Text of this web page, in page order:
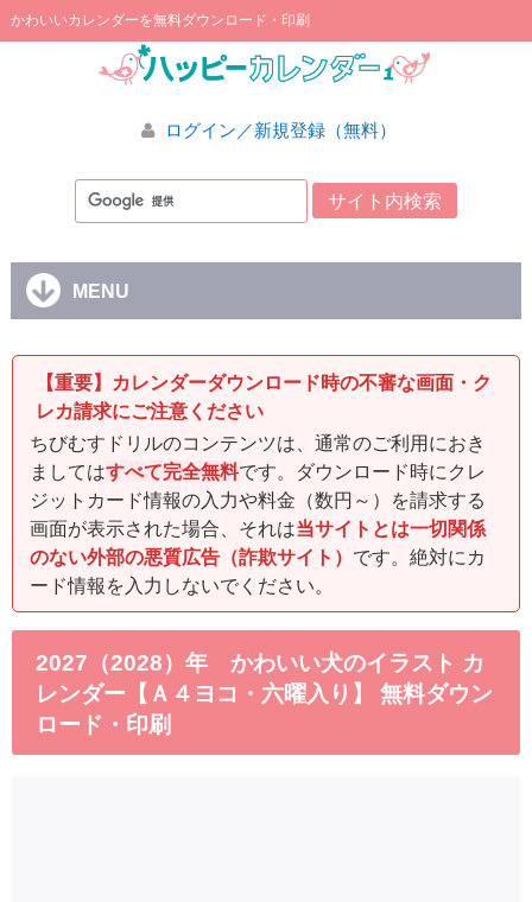
かわいいカレンダーを無料ダウンロード・印刷
ログイン／新規登録（無料）
MENU
【重要】カレンダーダウンロード時の不審な画面・ク
レカ請求にご注意ください
ちびむすドリルのコンテンツは、通常のご利用におき
ましてはすべて完全無料です。ダウンロード時にクレ
ジットカード情報の入力や料金（数円～）を請求する
画面が表示された場合、それは当サイトとは一切関係
のない外部の悪質広告（詐欺サイト） です。絶対にカ
ード情報を入力しないでください。
2027（2028）年 かわいい犬のイラスト カ
レンダー【Ａ４ヨコ・六曜入り】 無料ダウン
ロード・印刷